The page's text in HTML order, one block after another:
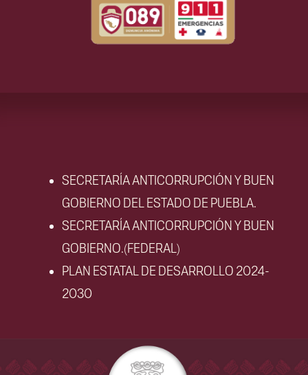
SECRETARÍA ANTICORRUPCIÓN Y BUEN
GOBIERNO DEL ESTADO DE PUEBLA.
SECRETARÍA ANTICORRUPCIÓN Y BUEN
GOBIERNO.(FEDERAL)
PLAN ESTATAL DE DESARROLLO 2024-
2030